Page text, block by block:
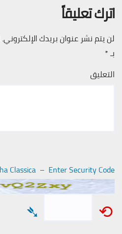
اترك تعليقاً
لن يتم نشر عنوان بريدك الإلكتروني.
بـ*
التعليق
Classica – Enter Security Code
⟲
➴